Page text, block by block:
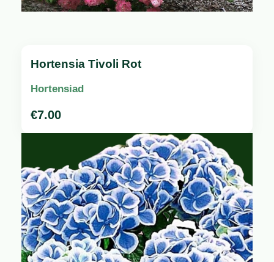
Hortensia Tivoli Rot
Hortensiad
€7.00